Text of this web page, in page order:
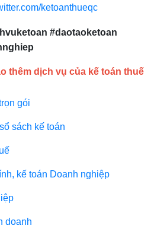
ketoanthueqc
#daotaoketoan
thêm dịch vụ của kế toán thuế
gói
sách kế toán
kế toán Doanh nghiệp
doanh